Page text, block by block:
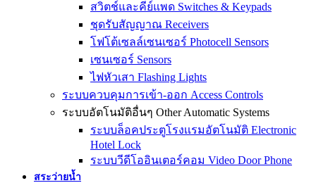
สวิตช์และคีย์แพด Switches & Keypads
ชุดรับสัญญาณ Receivers
โฟโต้เซลล์เซนเซอร์ Photocell Sensors
เซนเซอร์ Sensors
ไฟหัวเสา Flashing Lights
ระบบควบคุมการเข้า-ออก Access Controls
ระบบอัตโนมัติอื่นๆ Other Automatic Systems
ระบบล็อคประตูโรงเเรมอัตโนมัติ Electronic
Hotel Lock
ระบบวีดีโออินเตอร์คอม Video Door Phone
สระว่ายน้ำ